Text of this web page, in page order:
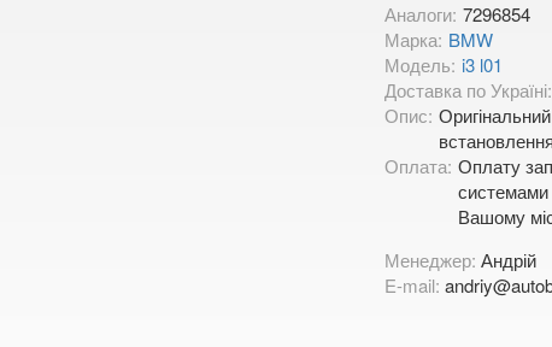
Аналоги: 7296854
Марка: BMW
Модель: i3 l01
Доставка по Україні:
Опис:
Оплата: Оплату
системами
Вашому
Менеджер: Андрій
E-mail: